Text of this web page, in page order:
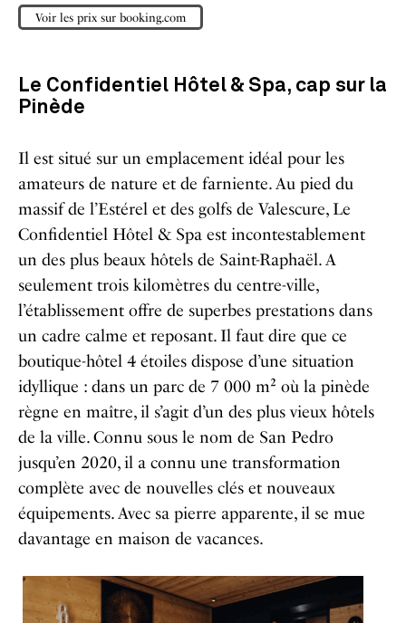
Voir les prix sur booking.com
Le Confidentiel Hôtel & Spa, cap sur la
Pinède
Il est situé sur un emplacement idéal pour les
amateurs de nature et de farniente. Au pied du
massif de l’Estérel et des golfs de Valescure, Le
Confidentiel Hôtel & Spa est incontestablement
un des plus beaux hôtels de Saint-Raphaël. A
seulement trois kilomètres du centre-ville,
l’établissement offre de superbes prestations dans
un cadre calme et reposant. Il faut dire que ce
boutique-hôtel 4 étoiles dispose d’une situation
idyllique : dans un parc de 7 000 m² où la pinède
règne en maître, il s’agit d’un des plus vieux hôtels
de la ville. Connu sous le nom de San Pedro
jusqu’en 2020, il a connu une transformation
complète avec de nouvelles clés et nouveaux
équipements. Avec sa pierre apparente, il se mue
davantage en maison de vacances.